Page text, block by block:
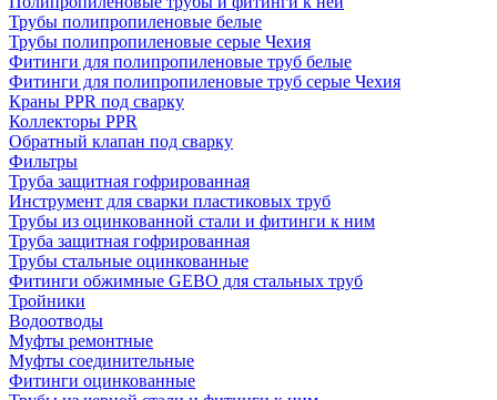
Трубы полипропиленовые белые
Трубы полипропиленовые серые Чехия
Фитинги для полипропиленовые труб белые
Фитинги для полипропиленовые труб серые Чехия
Краны PPR под сварку
Коллекторы PPR
Обратный клапан под сварку
Фильтры
Труба защитная гофрированная
Инструмент для сварки пластиковых труб
Трубы из оцинкованной стали и фитинги к ним
Труба защитная гофрированная
Трубы стальные оцинкованные
Фитинги обжимные GEBO для стальных труб
Тройники
Водоотводы
Муфты ремонтные
Муфты соединительные
Фитинги оцинкованные